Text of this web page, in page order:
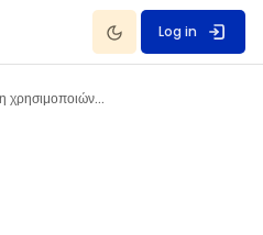
Dark Mode
Log in
Ανώνυμη πλοήγηση χρησιμοποιώντας το Tor